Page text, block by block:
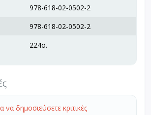
978-618-02-0502-2
978-618-02-0502-2
224σ.
να δημοσιεύσετε κριτικές